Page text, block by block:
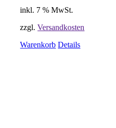
inkl. 7 % MwSt.
zzgl.Versandkosten
Warenkorb Details